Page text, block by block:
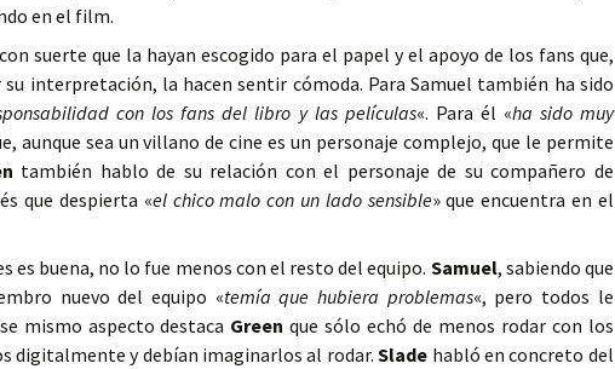
en el film.
suerte que la hayan escogido para el papel y el apoyo de los fans que,
su interpretación, la hacen sentir cómoda. Para Samuel también ha sido
con los fans del libro y las películas«. Para él «ha sido muy
aunque sea un villano de cine es un personaje complejo, que le permite
también hablo de su relación con el personaje de su compañero de
que despierta «el chico malo con un lado sensible» que encuentra en el
es buena, no lo fue menos con el resto del equipo. Samuel, sabiendo que
nuevo del equipo «temía que hubiera problemas«, pero todos le
mismo aspecto destaca Green que sólo echó de menos rodar con los
digitalmente y debían imaginarlos al rodar.Slade habló en concreto del